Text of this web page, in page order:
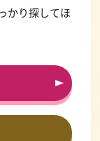
かり探してほ